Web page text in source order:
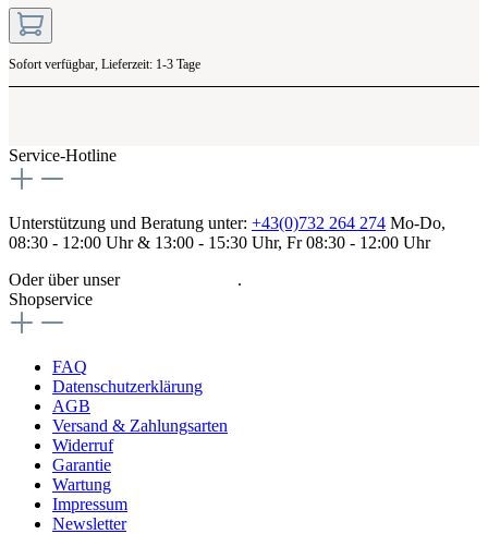
Sofort verfügbar, Lieferzeit: 1-3 Tage
Service-Hotline
Unterstützung und Beratung unter: +43(0)732 264 274 Mo-Do,
08:30 - 12:00 Uhr & 13:00 - 15:30 Uhr, Fr 08:30 - 12:00 Uhr
Oder über unser
.
Shopservice
FAQ
Datenschutzerklärung
AGB
Versand & Zahlungsarten
Widerruf
Garantie
Wartung
Impressum
Newsletter